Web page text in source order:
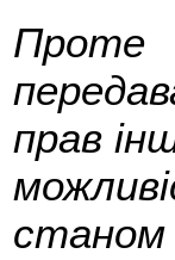
Проте
прав